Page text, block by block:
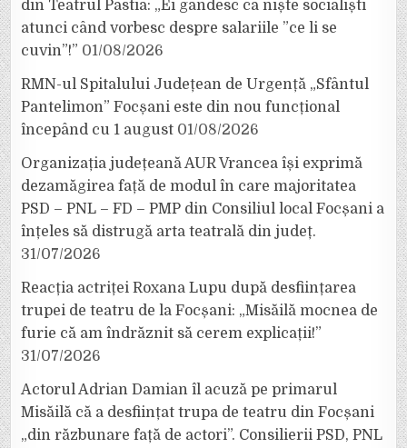
din Teatrul Pastia: „Ei gândesc ca niște socialiști
atunci când vorbesc despre salariile ”ce li se
cuvin”!” 01/08/2026
RMN-ul Spitalului Județean de Urgență „Sfântul
Pantelimon” Focșani este din nou funcțional
începând cu 1 august 01/08/2026
Organizația județeană AUR Vrancea își exprimă
dezamăgirea față de modul în care majoritatea
PSD – PNL – FD – PMP din Consiliul local Focșani a
înțeles să distrugă arta teatrală din județ.
31/07/2026
Reacția actriței Roxana Lupu după desființarea
trupei de teatru de la Focșani: „Misăilă mocnea de
furie că am îndrăznit să cerem explicații!”
31/07/2026
Actorul Adrian Damian îl acuză pe primarul
Misăilă că a desființat trupa de teatru din Focșani
„din răzbunare față de actori”. Consilierii PSD, PNL